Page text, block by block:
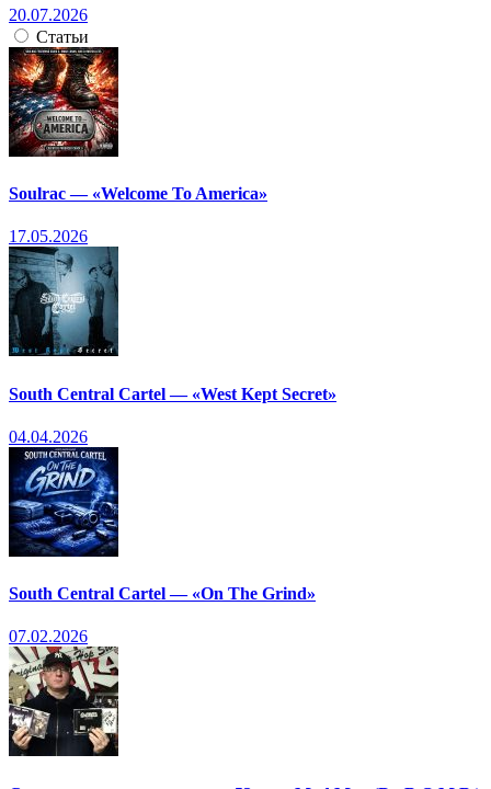
20.07.2026
Статьи
Soulrac — «Welcome To America»
17.05.2026
South Central Cartel — «West Kept Secret»
04.04.2026
South Central Cartel — «On The Grind»
07.02.2026